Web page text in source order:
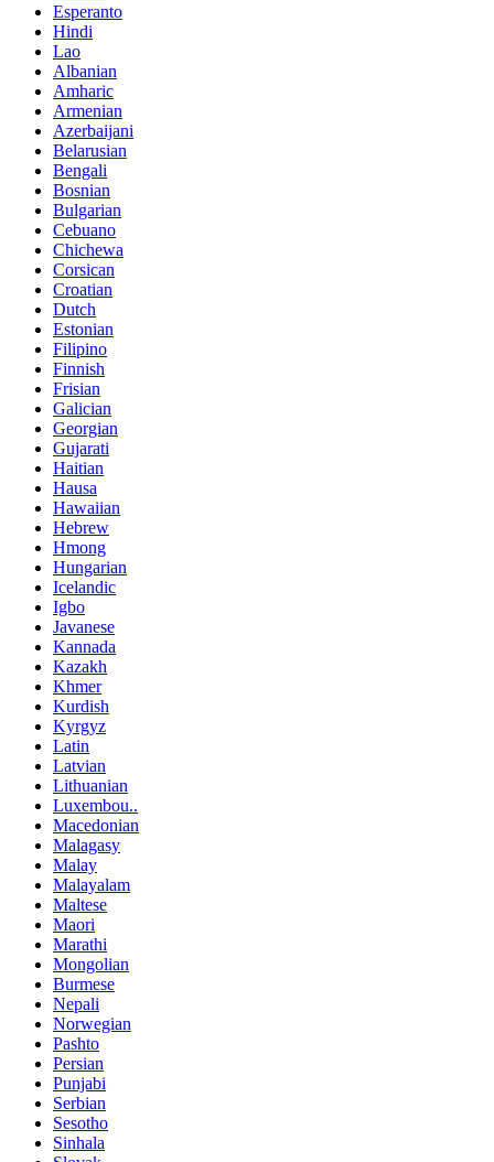
Esperanto
Hindi
Lao
Albanian
Amharic
Armenian
Azerbaijani
Belarusian
Bengali
Bosnian
Bulgarian
Cebuano
Chichewa
Corsican
Croatian
Dutch
Estonian
Filipino
Finnish
Frisian
Galician
Georgian
Gujarati
Haitian
Hausa
Hawaiian
Hebrew
Hmong
Hungarian
Icelandic
Igbo
Javanese
Kannada
Kazakh
Khmer
Kurdish
Kyrgyz
Latin
Latvian
Lithuanian
Luxembou..
Macedonian
Malagasy
Malay
Malayalam
Maltese
Maori
Marathi
Mongolian
Burmese
Nepali
Norwegian
Pashto
Persian
Punjabi
Serbian
Sesotho
Sinhala